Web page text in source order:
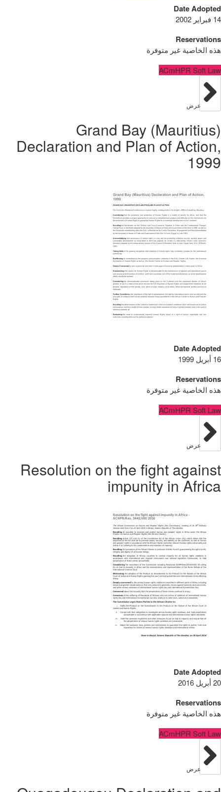
Date Adopted
14 فبراير 2002
Reservations
هذه الخاصية غير متوفرة
ACmHPR Soft Law
عرض
Grand Bay (Mauritius)
Declaration and Plan of Action,
1999
Date Adopted
16 أبريل 1999
Reservations
هذه الخاصية غير متوفرة
ACmHPR Soft Law
عرض
Resolution on the fight against
impunity in Africa
Date Adopted
20 أبريل 2016
Reservations
هذه الخاصية غير متوفرة
ACmHPR Soft Law
عرض